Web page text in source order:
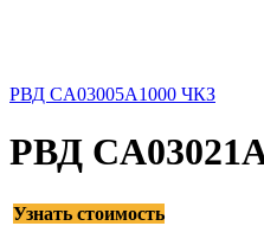
РВД CA03005A1000 ЧКЗ
РВД
Узнать стоимость